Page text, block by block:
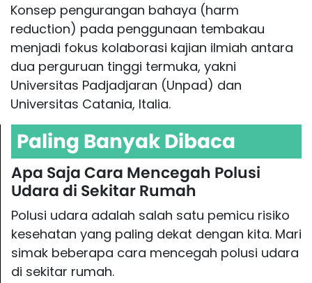
Konsep pengurangan bahaya (harm
reduction) pada penggunaan tembakau
menjadi fokus kolaborasi kajian ilmiah antara
dua perguruan tinggi termuka, yakni
Universitas Padjadjaran (Unpad) dan
Universitas Catania, Italia.
Paling Banyak Dibaca
Apa Saja Cara Mencegah Polusi
Udara di Sekitar Rumah
Polusi udara adalah salah satu pemicu risiko
kesehatan yang paling dekat dengan kita. Mari
simak beberapa cara mencegah polusi udara
di sekitar rumah.